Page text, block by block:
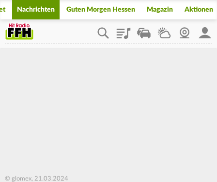
Nachrichten Guten Morgen Hessen Magazin Aktionen
PlaylistStaupilotWetterWebcam
© glomex, 21.03.2024